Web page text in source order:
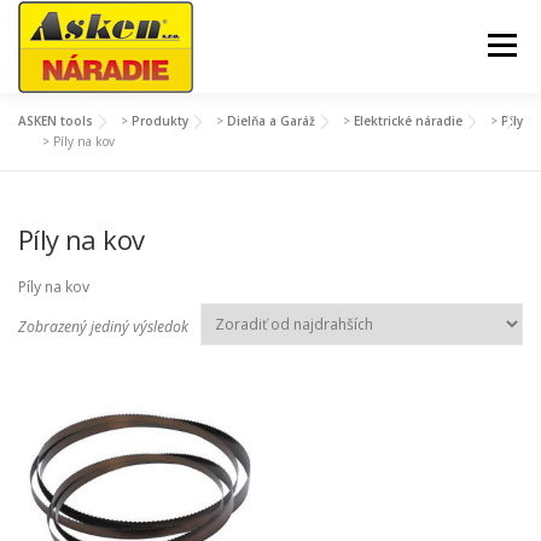
Prejsť
Menu
AKCIE A SEZÓNNY TOVAR
DIELŇA A GARÁŽ
STROJE A TECHNIKA MÔJ ÚČET
ASKEN tools > Produkty > Dielňa a Garáž > Elektrické náradie > Píly
> Píly na kov
Píly na kov
Píly na kov
Zobrazený jediný výsledok